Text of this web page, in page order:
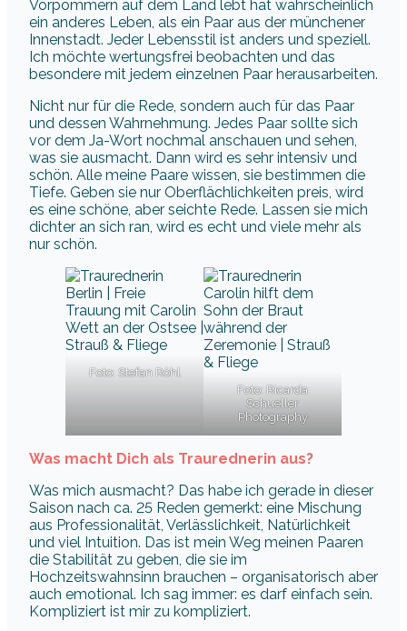
Vorpommern auf dem Land lebt hat wahrscheinlich
ein anderes Leben, als ein Paar aus der münchener
Innenstadt. Jeder Lebensstil ist anders und speziell.
Ich möchte wertungsfrei beobachten und das
besondere mit jedem einzelnen Paar herausarbeiten.
Nicht nur für die Rede, sondern auch für das Paar
und dessen Wahrnehmung. Jedes Paar sollte sich
vor dem Ja-Wort nochmal anschauen und sehen,
was sie ausmacht. Dann wird es sehr intensiv und
schön. Alle meine Paare wissen, sie bestimmen die
Tiefe. Geben sie nur Oberflächlichkeiten preis, wird
es eine schöne, aber seichte Rede. Lassen sie mich
dichter an sich ran, wird es echt und viele mehr als
nur schön.
Foto: Stefan Röhl
Foto: Ricarda
Schueller
Photography
Was macht Dich als Traurednerin aus?
Was mich ausmacht? Das habe ich gerade in dieser
Saison nach ca. 25 Reden gemerkt: eine Mischung
aus Professionalität, Verlässlichkeit, Natürlichkeit
und viel Intuition. Das ist mein Weg meinen Paaren
die Stabilität zu geben, die sie im
Hochzeitswahnsinn brauchen – organisatorisch aber
auch emotional. Ich sag immer: es darf einfach sein.
Kompliziert ist mir zu kompliziert.